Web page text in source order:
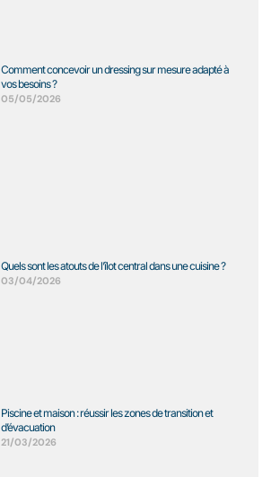
Comment concevoir un dressing sur mesure adapté à
vos besoins ?
05/05/2026
Quels sont les atouts de l’îlot central dans une cuisine ?
03/04/2026
Piscine et maison : réussir les zones de transition et
d’évacuation
21/03/2026